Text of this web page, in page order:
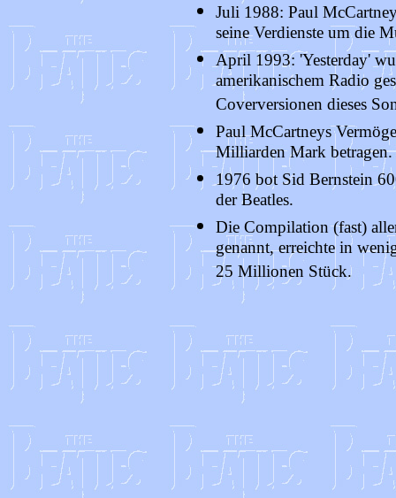
Juli 1988: Paul
seine Verdienste um die
April 1993: 'Yesterday'
amerikanischem Radio
Coverversionen dieses
Paul McCartneys
Milliarden Mark betragen.
1976 bot Sid Bernstein
der Beatles.
Die Compilation (fast)
genannt, erreichte in
25 Millionen Stück.